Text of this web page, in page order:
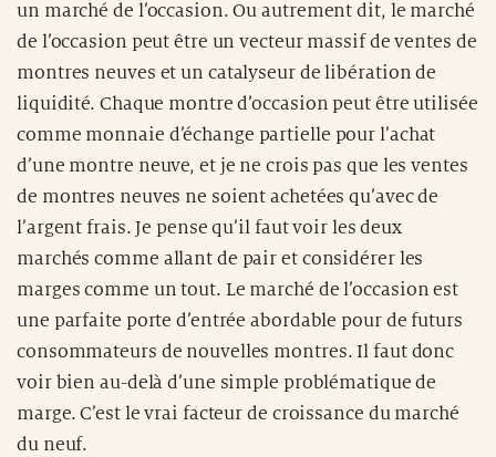
un marché de l’occasion. Ou autrement dit, le marché
de l’occasion peut être un vecteur massif de ventes de
montres neuves et un catalyseur de libération de
liquidité. Chaque montre d’occasion peut être utilisée
comme monnaie d’échange partielle pour l’achat
d’une montre neuve, et je ne crois pas que les ventes
de montres neuves ne soient achetées qu’avec de
l’argent frais. Je pense qu’il faut voir les deux
marchés comme allant de pair et considérer les
marges comme un tout. Le marché de l’occasion est
une parfaite porte d’entrée abordable pour de futurs
consommateurs de nouvelles montres. Il faut donc
voir bien au-delà d’une simple problématique de
marge. C’est le vrai facteur de croissance du marché
du neuf.